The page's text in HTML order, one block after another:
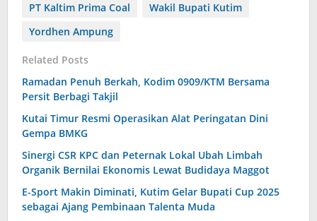
PT Kaltim Prima Coal
Wakil Bupati Kutim
Yordhen Ampung
Related Posts
Ramadan Penuh Berkah, Kodim 0909/KTM Bersama
Persit Berbagi Takjil
Kutai Timur Resmi Operasikan Alat Peringatan Dini
Gempa BMKG
Sinergi CSR KPC dan Peternak Lokal Ubah Limbah
Organik Bernilai Ekonomis Lewat Budidaya Maggot
E-Sport Makin Diminati, Kutim Gelar Bupati Cup 2025
sebagai Ajang Pembinaan Talenta Muda